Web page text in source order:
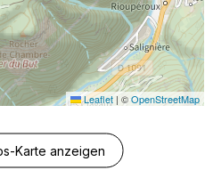
Leaflet | ©OpenStreetMap
Karte anzeigen